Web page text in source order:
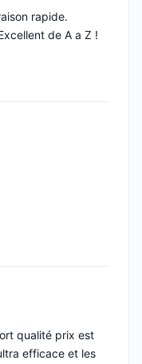
rapide.
de A a Z !
qualité prix est
efficace et les